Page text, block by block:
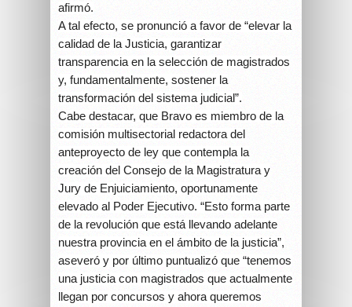
afirmó.
A tal efecto, se pronunció a favor de “elevar la
calidad de la Justicia, garantizar
transparencia en la selección de magistrados
y, fundamentalmente, sostener la
transformación del sistema judicial”.
Cabe destacar, que Bravo es miembro de la
comisión multisectorial redactora del
anteproyecto de ley que contempla la
creación del Consejo de la Magistratura y
Jury de Enjuiciamiento, oportunamente
elevado al Poder Ejecutivo. “Esto forma parte
de la revolución que está llevando adelante
nuestra provincia en el ámbito de la justicia”,
aseveró y por último puntualizó que “tenemos
una justicia con magistrados que actualmente
llegan por concursos y ahora queremos